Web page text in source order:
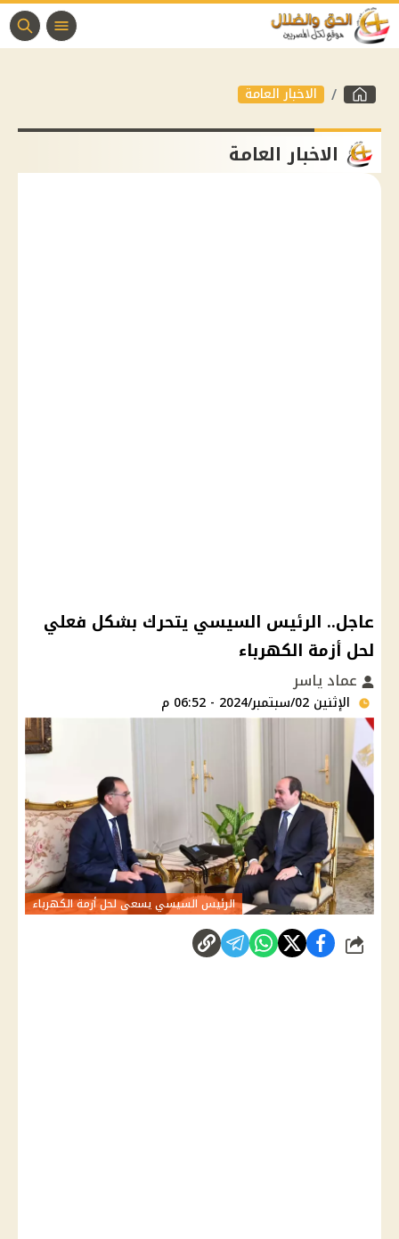
الاخبار العامة
الاخبار العامة
عاجل.. الرئيس السيسي يتحرك بشكل فعلي
لحل أزمة الكهرباء
عماد ياسر
الإثنين 02/سبتمبر/2024 - 06:52 م
الرئيس السيسي يسعى لحل أزمة الكهرباء
شارك